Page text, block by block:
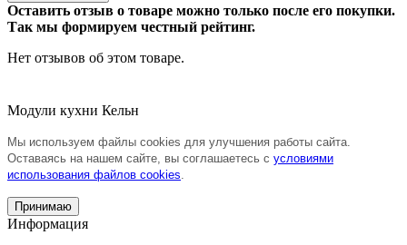
Оставить отзыв о товаре можно только после его покупки.
Так мы формируем честный рейтинг.
Нет отзывов об этом товаре.
Модули кухни Кельн
Мы используем файлы cookies для улучшения работы сайта.
Оставаясь на нашем сайте, вы соглашаетесь с условиями
использования файлов cookies
Принимаю
Информация